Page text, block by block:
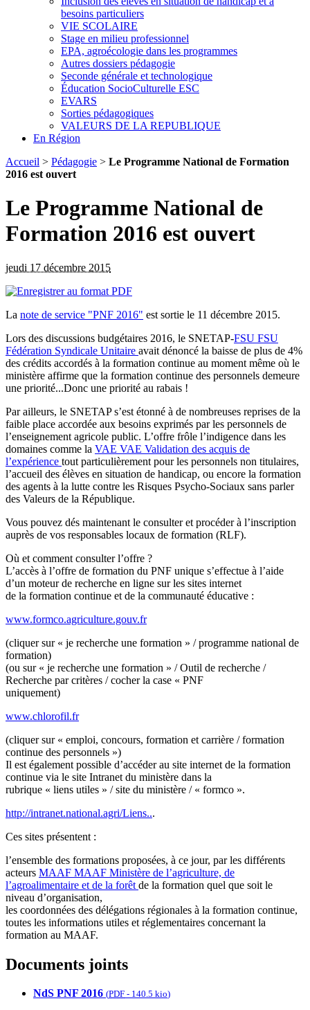
besoins particuliers
VIE SCOLAIRE
Stage en milieu professionnel
EPA, agroécologie dans les programmes
Autres dossiers pédagogie
Seconde générale et technologique
Éducation SocioCulturelle ESC
EVARS
Sorties pédagogiques
VALEURS DE LA REPUBLIQUE
En Région
Accueil > Pédagogie > Le Programme National de Formation
2016 est ouvert
Le Programme National de
Formation 2016 est ouvert
jeudi 17 décembre 2015
La note de service "PNF 2016" est sortie le 11 décembre 2015.
Lors des discussions budgétaires 2016, le SNETAP-FSU FSU
Fédération Syndicale Unitaire avait dénoncé la baisse de plus de 4%
des crédits accordés à la formation continue au moment même où le
ministère affirme que la formation continue des personnels demeure
une priorité...Donc une priorité au rabais !
Par ailleurs, le SNETAP s’est étonné à de nombreuses reprises de la
faible place accordée aux besoins exprimés par les personnels de
l’enseignement agricole public. L’offre frôle l’indigence dans les
domaines comme la VAE VAE Validation des acquis de
l’expérience tout particulièrement pour les personnels non titulaires,
l’accueil des élèves en situation de handicap, ou encore la formation
des agents à la lutte contre les Risques Psycho-Sociaux sans parler
des Valeurs de la République.
Vous pouvez dés maintenant le consulter et procéder à l’inscription
auprès de vos responsables locaux de formation (RLF).
Où et comment consulter l’offre ?
L’accès à l’offre de formation du PNF unique s’effectue à l’aide
d’un moteur de recherche en ligne sur les sites internet
de la formation continue et de la communauté éducative :
www.formco.agriculture.gouv.fr
(cliquer sur « je recherche une formation » / programme national de
formation)
(ou sur « je recherche une formation » / Outil de recherche /
Recherche par critères / cocher la case « PNF
uniquement)
www.chlorofil.fr
(cliquer sur « emploi, concours, formation et carrière / formation
continue des personnels »)
Il est également possible d’accéder au site internet de la formation
continue via le site Intranet du ministère dans la
rubrique « liens utiles » / site du ministère / « formco ».
http://intranet.national.agri/Liens...
Ces sites présentent :
l’ensemble des formations proposées, à ce jour, par les différents
acteurs MAAF MAAF Ministère de l’agriculture, de
l’agroalimentaire et de la forêt de la formation quel que soit le
niveau d’organisation,
les coordonnées des délégations régionales à la formation continue,
toutes les informations utiles et réglementaires concernant la
formation au MAAF.
Documents joints
NdS PNF 2016 (PDF - 140.5 kio)